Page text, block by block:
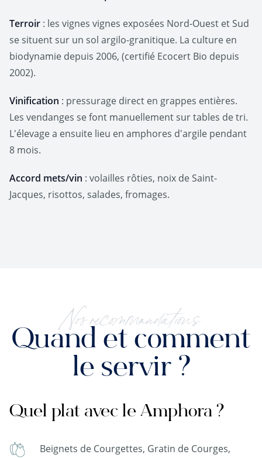
Terroir : les vignes vignes exposées Nord-Ouest et Sud
se situent sur un sol argilo-granitique. La culture en
biodynamie depuis 2006, (certifié Ecocert Bio depuis
2002).
Vinification : pressurage direct en grappes entières.
Les vendanges se font manuellement sur tables de tri.
L'élevage a ensuite lieu en amphores d'argile pendant
8 mois.
Accord mets/vin : volailles rôties, noix de Saint-
Jacques, risottos, salades, fromages.
Nos recommandations
Quand et comment
le servir ?
Quel plat avec le Amphora ?
Beignets de Courgettes, Gratin de Courges,